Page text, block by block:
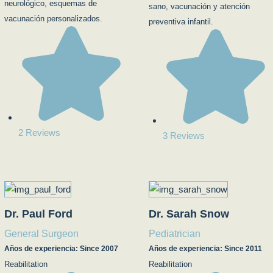
neurológico, esquemas de
vacunación personalizados.
2 Reviews
sano, vacunación y atención
preventiva infantil.
3 Reviews
Dr. Paul Ford
General Surgeon
Años de experiencia: Since 2007
Reabilitation
Dr. Sarah Snow
Pediatrician
Años de experiencia: Since 2011
Reabilitation